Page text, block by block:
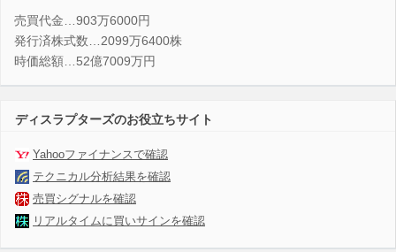
売買代金…903万6000円
発行済株式数…2099万6400株
時価総額…52億7009万円
ディスラプターズのお役立ちサイト
Yahooファイナンスで確認
テクニカル分析結果を確認
売買シグナルを確認
リアルタイムに買いサインを確認